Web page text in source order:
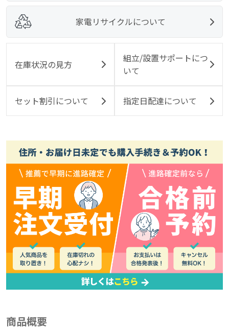
家電リサイクルについて
在庫状況の見方
組立/設置サポートにつ
いて
セット割引について 指定日配達について
商品概要